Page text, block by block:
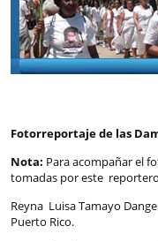
Fotorreportaje de las
Nota: Para acompañar el
tomadas por este
Reyna Luisa Tamayo
Puerto Rico.